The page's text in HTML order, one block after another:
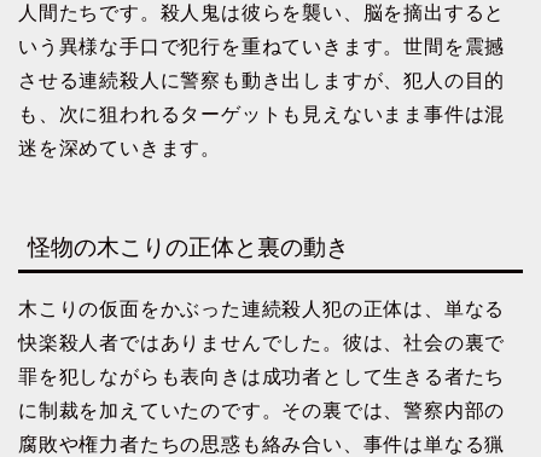
人間たちです。殺人鬼は彼らを襲い、脳を摘出すると
いう異様な手口で犯行を重ねていきます。世間を震撼
させる連続殺人に警察も動き出しますが、犯人の目的
も、次に狙われるターゲットも見えないまま事件は混
迷を深めていきます。
怪物の木こりの正体と裏の動き
木こりの仮面をかぶった連続殺人犯の正体は、単なる
快楽殺人者ではありませんでした。彼は、社会の裏で
罪を犯しながらも表向きは成功者として生きる者たち
に制裁を加えていたのです。その裏では、警察内部の
腐敗や権力者たちの思惑も絡み合い、事件は単なる猟